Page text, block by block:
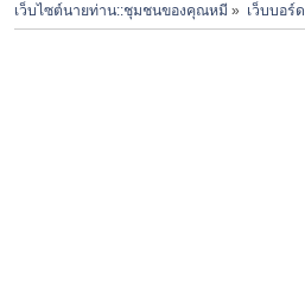
เว็บไซต์นายท่าน::ชุมชนของคุณหมี » เว็บบอร์ด